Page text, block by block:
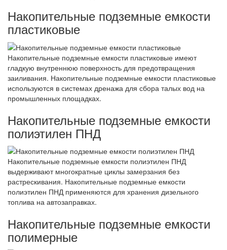
Накопительные подземные емкости
пластиковые
Накопительные подземные емкости пластиковые имеют
гладкую внутреннюю поверхность для предотвращения
заиливания. Накопительные подземные емкости пластиковые
используются в системах дренажа для сбора талых вод на
промышленных площадках.
Накопительные подземные емкости
полиэтилен ПНД
Накопительные подземные емкости полиэтилен ПНД
выдерживают многократные циклы замерзания без
растрескивания. Накопительные подземные емкости
полиэтилен ПНД применяются для хранения дизельного
топлива на автозаправках.
Накопительные подземные емкости
полимерные